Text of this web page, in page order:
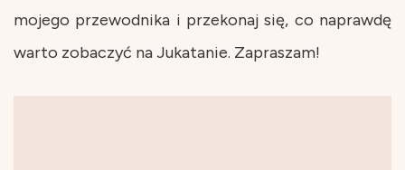
mojego przewodnika i przekonaj się, co naprawdę
warto zobaczyć na Jukatanie. Zapraszam!